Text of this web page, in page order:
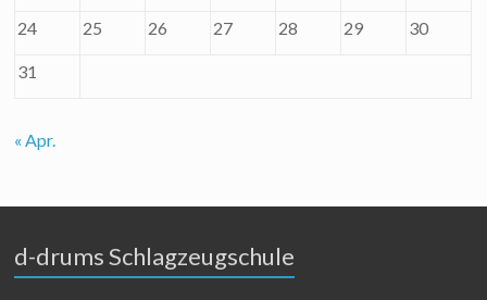
24 25 26 27 28 29 30
31
« Apr.
d-drums Schlagzeugschule